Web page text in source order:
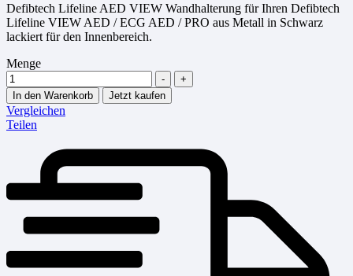
Defibtech Lifeline AED VIEW Wandhalterung für Ihren Defibtech
Lifeline VIEW AED / ECG AED / PRO aus Metall in Schwarz
lackiert für den Innenbereich.
Menge
-
+
In den Warenkorb
Jetzt kaufen
Vergleichen
Teilen